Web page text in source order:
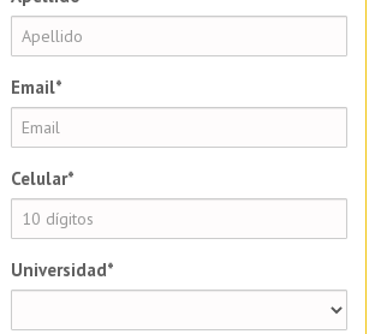
Email*
Celular*
Universidad*